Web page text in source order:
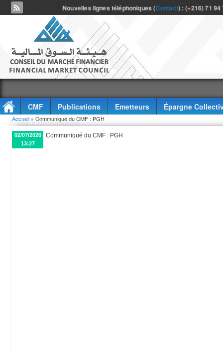
Nouvelles lignes téléphoniques (Contact) : (+216) 71
CMF Publications Emetteurs
Épargne
Accès à l'information
Vous êtes ici
Accueil » Communiqué du CMF : PGH
02/07/2026
13:27
Communiqué du CMF : PGH